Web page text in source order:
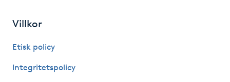
Liktornar
LPG
Villkor
Etisk policy
Integritetspolicy